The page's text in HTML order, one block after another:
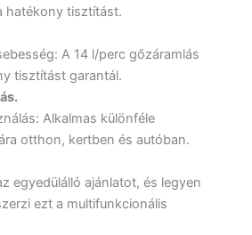
hatékony tisztítást.
A 14 l/perc gőzáramlás
tisztítást garantál.
Alkalmas különféle
otthon, kertben és autóban.
egyedülálló ajánlatot, és legyen
ezt a multifunkcionális